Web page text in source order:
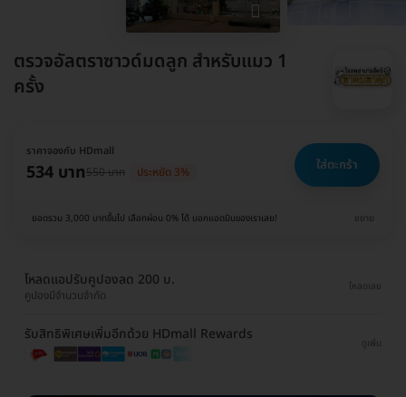
ตรวจอัลตราซาวด์มดลูก สำหรับแมว 1
ครั้ง
ราคาจองกับ HDmall
534 บาท550 บาท ประหยัด 3% ใส่ตะกร้า
ยอดรวม 3,000 บาทขึ้นไป เลือกผ่อน 0% ได้ บอกแอดมินของเราเลย! ขยาย
โหลดแอปรับคูปองลด 200 บ.
คูปองมีจำนวนจำกัด
โหลดเลย
รับสิทธิพิเศษเพิ่มอีกด้วย HDmall Rewards
ดูเพิ่ม